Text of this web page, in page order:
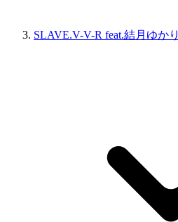
SLAVE.V-V-R feat.結月ゆかり